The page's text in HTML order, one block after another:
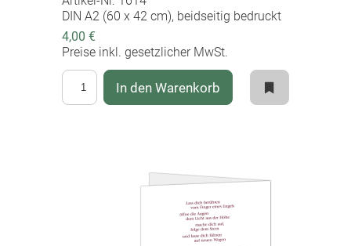
DIN A2 (60 x 42 cm), beidseitig bedruckt
4,00 €
Preise inkl. gesetzlicher MwSt.
In den Warenkorb